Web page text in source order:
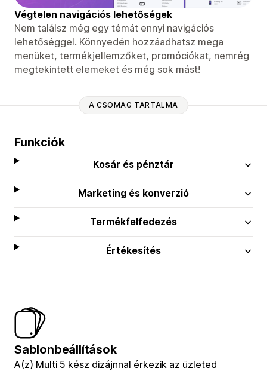
Végtelen navigációs lehetőségek
Nem találsz még egy témát ennyi navigációs
lehetőséggel. Könnyedén hozzáadhatsz mega
menüket, termékjellemzőket, promóciókat, nemrég
megtekintett elemeket és még sok mást!
A CSOMAG TARTALMA
Funkciók
Kosár és pénztár
Marketing és konverzió
Termékfelfedezés
Értékesítés
Sablonbeállítások
A(z) Multi 5 kész dizájnnal érkezik az üzleted